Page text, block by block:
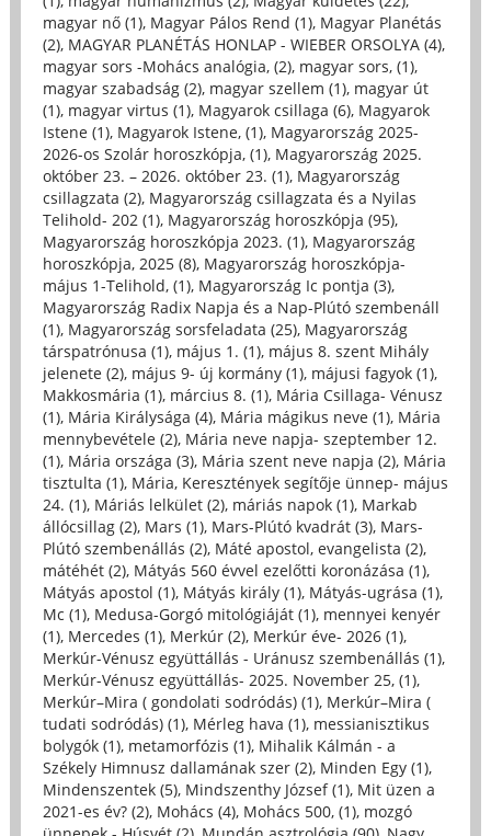
magyar nő (1), Magyar Pálos Rend (1), Magyar Planétás
(2), MAGYAR PLANÉTÁS HONLAP - WIEBER ORSOLYA (4),
magyar sors -Mohács analógia, (2), magyar sors, (1),
magyar szabadság (2), magyar szellem (1), magyar út
(1), magyar virtus (1), Magyarok csillaga (6), Magyarok
Istene (1), Magyarok Istene, (1), Magyarország 2025-
2026-os Szolár horoszkópja, (1), Magyarország 2025.
október 23. – 2026. október 23. (1), Magyarország
csillagzata (2), Magyarország csillagzata és a Nyilas
Telihold- 202 (1), Magyarország horoszkópja (95),
Magyarország horoszkópja 2023. (1), Magyarország
horoszkópja, 2025 (8), Magyarország horoszkópja-
május 1-Telihold, (1), Magyarország Ic pontja (3),
Magyarország Radix Napja és a Nap-Plútó szembenáll
(1), Magyarország sorsfeladata (25), Magyarország
társpatrónusa (1), május 1. (1), május 8. szent Mihály
jelenete (2), május 9- új kormány (1), májusi fagyok (1),
Makkosmária (1), március 8. (1), Mária Csillaga- Vénusz
(1), Mária Királysága (4), Mária mágikus neve (1), Mária
mennybevétele (2), Mária neve napja- szeptember 12.
(1), Mária országa (3), Mária szent neve napja (2), Mária
tisztulta (1), Mária, Keresztények segítője ünnep- május
24. (1), Máriás lelkület (2), máriás napok (1), Markab
állócsillag (2), Mars (1), Mars-Plútó kvadrát (3), Mars-
Plútó szembenállás (2), Máté apostol, evangelista (2),
mátéhét (2), Mátyás 560 évvel ezelőtti koronázása (1),
Mátyás apostol (1), Mátyás király (1), Mátyás-ugrása (1),
Mc (1), Medusa-Gorgó mitológiáját (1), mennyei kenyér
(1), Mercedes (1), Merkúr (2), Merkúr éve- 2026 (1),
Merkúr-Vénusz együttállás - Uránusz szembenállás (1),
Merkúr-Vénusz együttállás- 2025. November 25, (1),
Merkúr–Mira ( gondolati sodródás) (1), Merkúr–Mira (
tudati sodródás) (1), Mérleg hava (1), messianisztikus
bolygók (1), metamorfózis (1), Mihalik Kálmán - a
Székely Himnusz dallamának szer (2), Minden Egy (1),
Mindenszentek (5), Mindszenthy József (1), Mit üzen a
2021-es év? (2), Mohács (4), Mohács 500, (1), mozgó